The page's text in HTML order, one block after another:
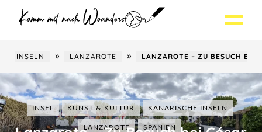
NEU HIER?
REISEZIELE
Madeira
THEMEN
LANZAROTE » LANZAROTE ‒ ZU BESUCH BEI CÉSAR
INSEL KUNST & KULTUR KANARISCHE INSELN
LANZAROTE SPANIEN